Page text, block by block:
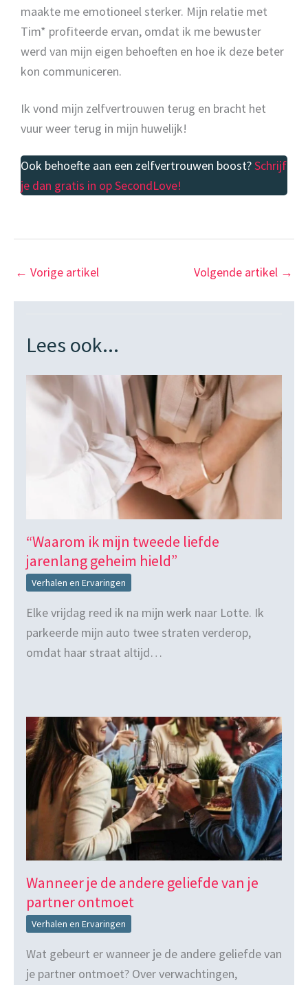
maakte me emotioneel sterker. Mijn relatie met
Tim* profiteerde ervan, omdat ik me bewuster
werd van mijn eigen behoeften en hoe ik deze beter
kon communiceren.
Ik vond mijn zelfvertrouwen terug en bracht het
vuur weer terug in mijn huwelijk!
Ook behoefte aan een zelfvertrouwen boost?Schrijf
je dan gratis in op SecondLove!
← Vorige artikel Volgende artikel →
Lees ook...
“Waarom ik mijn tweede liefde
jarenlang geheim hield”
Verhalen en Ervaringen
Elke vrijdag reed ik na mijn werk naar Lotte. Ik
parkeerde mijn auto twee straten verderop,
omdat haar straat altijd…
Wanneer je de andere geliefde van je
partner ontmoet
Verhalen en Ervaringen
Wat gebeurt er wanneer je de andere geliefde van
je partner ontmoet? Over verwachtingen,